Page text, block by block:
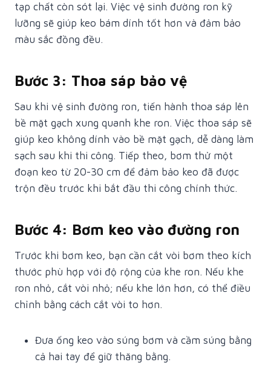
tạp chất còn sót lại. Việc vệ sinh đường ron kỹ
lưỡng sẽ giúp keo bám dính tốt hơn và đảm bảo
màu sắc đồng đều.
Bước 3: Thoa sáp bảo vệ
Sau khi vệ sinh đường ron, tiến hành thoa sáp lên
bề mặt gạch xung quanh khe ron. Việc thoa sáp sẽ
giúp keo không dính vào bề mặt gạch, dễ dàng làm
sạch sau khi thi công. Tiếp theo, bơm thử một
đoạn keo từ 20-30 cm để đảm bảo keo đã được
trộn đều trước khi bắt đầu thi công chính thức.
Bước 4: Bơm keo vào đường ron
Trước khi bơm keo, bạn cần cắt vòi bơm theo kích
thước phù hợp với độ rộng của khe ron. Nếu khe
ron nhỏ, cắt vòi nhỏ; nếu khe lớn hơn, có thể điều
chỉnh bằng cách cắt vòi to hơn.
Đưa ống keo vào súng bơm và cầm súng bằng
cả hai tay để giữ thăng bằng.